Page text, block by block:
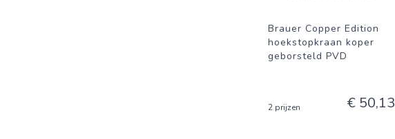
Brauer Copper Edition
hoekstopkraan koper
geborsteld PVD
2 prijzen € 50,13